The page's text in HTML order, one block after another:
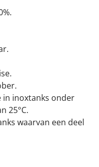
in inoxtanks onder
25°C.
waarvan een deel